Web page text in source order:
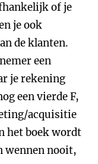
of je
je ook
de klanten.
een
je rekening
een vierde F,
acquisitie
het boek wordt
wennen nooit,